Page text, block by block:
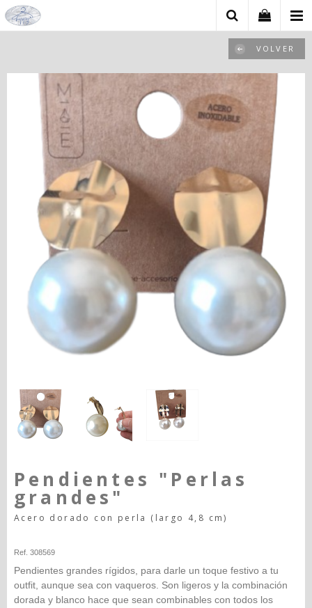
VOLVER
Pendientes "Perlas
grandes"
Acero dorado con perla (largo 4,8 cm)
Ref. 308569
Pendientes grandes rígidos, para darle un toque festivo a tu
outfit, aunque sea con vaqueros. Son ligeros y la combinación
dorada y blanco hace que sean combinables con todos los